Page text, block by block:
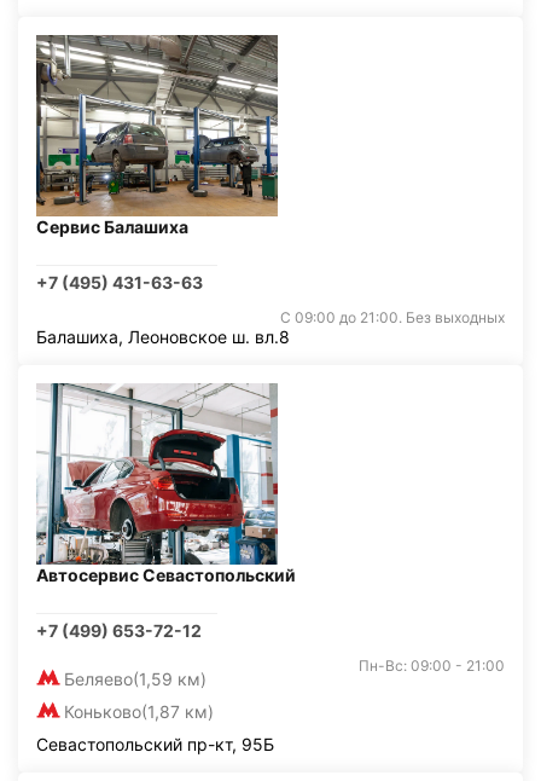
Сервис Балашиха
+7 (495) 431-63-63
С 09:00 до 21:00. Без выходных
Балашиха, Леоновское ш. вл.8
Автосервис Севастопольский
+7 (499) 653-72-12
Беляево(1,59 км)
Коньково(1,87 км)
Пн-Вс: 09:00 - 21:00
Севастопольский пр-кт, 95Б